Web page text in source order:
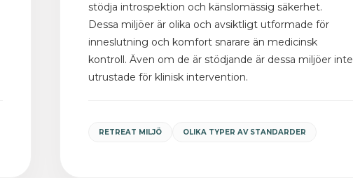
stödja introspektion och känslomässig säkerhet.
Dessa miljöer är olika och avsiktligt utformade för
inneslutning och komfort snarare än medicinsk
kontroll. Även om de är stödjande är dessa miljöer inte
utrustade för klinisk intervention.
RETREAT MILJÖ OLIKA TYPER AV STANDARDER